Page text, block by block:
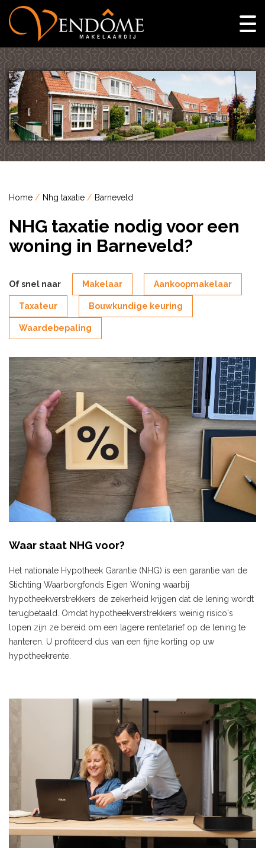
Home Nhg taxatie Barneveld
NHG taxatie nodig voor een
woning in Barneveld?
Of snel naar Makelaar Aankoopmakelaar
Taxateur Bouwkundige keuring
Waardebepaling
Waar staat NHG voor?
Het nationale Hypotheek Garantie (NHG) is een garantie van de
Stichting Waarborgfonds Eigen Woning waarbij
hypotheekverstrekkers de zekerheid krijgen dat de lening wordt
terugbetaald. Omdat hypotheekverstrekkers weinig risico's
lopen zijn ze bereid om een lagere rentetarief op de lening te
hanteren. U profiteerd dus van een fijne korting op uw
hypotheekrente.